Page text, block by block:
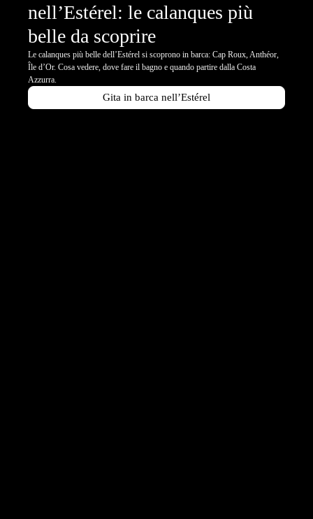
nell’Estérel: le calanques più
belle da scoprire
Le calanques più belle dell’Estérel si scoprono in barca: Cap Roux, Anthéor,
Île d’Or. Cosa vedere, dove fare il bagno e quando partire dalla Costa
Azzurra.
Gita in barca nell’Estérel